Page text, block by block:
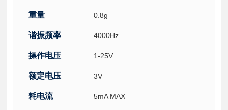
重量 0.8g
谐振频率 4000Hz
操作电压 1-25V
额定电压 3V
耗电流 5mA MAX